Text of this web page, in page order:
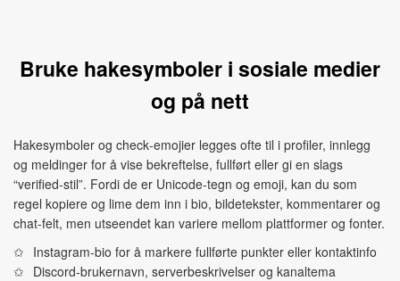
Bruke hakesymboler i sosiale medier
og på nett
Hakesymboler og check‑emojier legges ofte til i profiler, innlegg
og meldinger for å vise bekreftelse, fullført eller gi en slags
“verified‑stil”. Fordi de er Unicode‑tegn og emoji, kan du som
regel kopiere og lime dem inn i bio, bildetekster, kommentarer og
chat‑felt, men utseendet kan variere mellom plattformer og fonter.
Instagram‑bio for å markere fullførte punkter eller kontaktinfo
Discord‑brukernavn, serverbeskrivelser og kanaltema